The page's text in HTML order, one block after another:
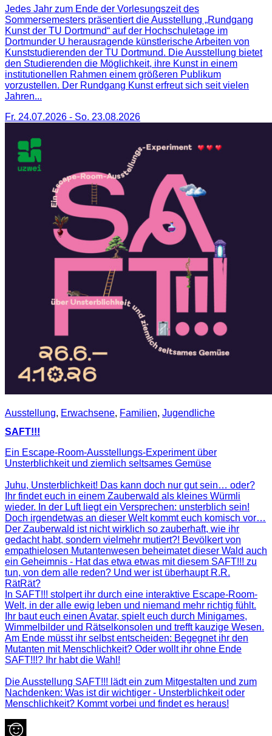
Jedes Jahr zum Ende der Vorlesungszeit des
Sommersemesters präsentiert die Ausstellung „Rundgang
Kunst der TU Dortmund“ auf der Hochschuletage im
Dortmunder U herausragende künstlerische Arbeiten von
Kunststudierenden der TU Dortmund. Die Ausstellung bietet
den Studierenden die Möglichkeit, ihre Kunst in einem
institutionellen Rahmen einem größeren Publikum
vorzustellen. Der Rundgang Kunst erfreut sich seit vielen
Jahren...
Fr. 24.07.2026 - So. 23.08.2026
Ausstellung, Erwachsene, Familien, Jugendliche
SAFT!!!
Ein Escape-Room-Ausstellungs-Experiment über
Unsterblichkeit und ziemlich seltsames Gemüse
Juhu, Unsterblichkeit! Das kann doch nur gut sein… oder?
Ihr findet euch in einem Zauberwald als kleines Würmli
wieder. In der Luft liegt ein Versprechen: unsterblich sein!
Doch irgendetwas an dieser Welt kommt euch komisch vor…
Der Zauberwald ist nicht wirklich so zauberhaft, wie ihr
gedacht habt, sondern vielmehr mutiert?! Bevölkert von
empathielosen Mutantenwesen beheimatet dieser Wald auch
ein Geheimnis - Hat das etwa etwas mit diesem SAFT!!! zu
tun, von dem alle reden? Und wer ist überhaupt R.R.
RätRät?
In SAFT!!! stolpert ihr durch eine interaktive Escape-Room-
Welt, in der alle ewig leben und niemand mehr richtig fühlt.
Ihr baut euch einen Avatar, spielt euch durch Minigames,
Wimmelbilder und Rätselkonsolen und trefft kauzige Wesen.
Am Ende müsst ihr selbst entscheiden: Begegnet ihr den
Mutanten mit Menschlichkeit? Oder wollt ihr ohne Ende
SAFT!!!? Ihr habt die Wahl!
Die Ausstellung SAFT!!! lädt ein zum Mitgestalten und zum
Nachdenken: Was ist dir wichtiger - Unsterblichkeit oder
Menschlichkeit? Kommt vorbei und findet es heraus!